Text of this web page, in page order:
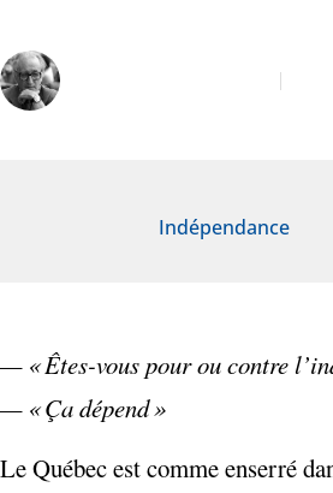
Indépendance
— « Êtes-vous pour ou contre
— « Ça dépend »
Le Québec est comme enserré